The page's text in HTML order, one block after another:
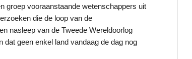
groep vooraanstaande wetenschappers uit
die de loop van de
nasleep van de Tweede Wereldoorlog
geen enkel land vandaag de dag nog